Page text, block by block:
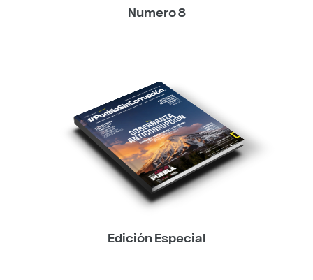
Numero 8
Edición Especial